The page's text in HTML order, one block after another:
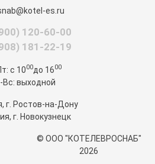
es.ru
120-60-00
181-22-19
c 1000до 1600
Вс: выходной
г. Ростов-на-Дону
г. Новокузнецк
© ООО "КОТЕЛЕВРОСНАБ"
2026